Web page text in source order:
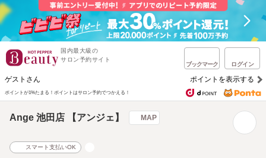
国内最大級の
サロン予約サイト
ブックマーク ログイン
ゲストさん ポイントを表示する
ポイントが1%たまる！ ポイントはサロン予約でつかえる！
Ange 池田店 【アンジェ】 MAP
スマート支払いOK